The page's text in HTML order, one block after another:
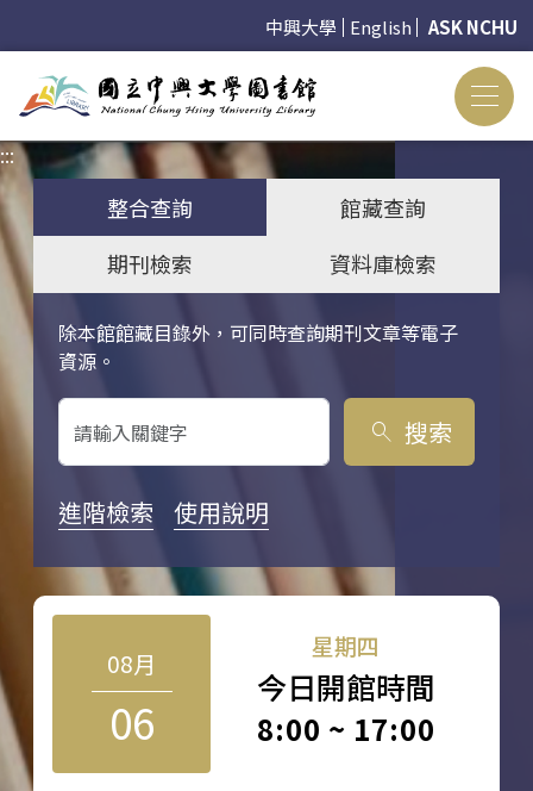
中興大學 English ASK NCHU
:::
整合查詢
館藏查詢
期刊檢索
資料庫檢索
除本館館藏目錄外，可同時查詢期刊文章等電子
資源。
關鍵字搜尋
search 搜索
進階檢索 使用說明
08月
06
星期四
今日開館時間
8:00 ~ 17:00